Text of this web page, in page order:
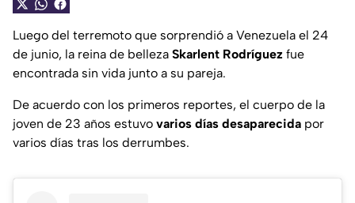
Luego del terremoto que sorprendió a Venezuela el 24
de junio, la reina de belleza Skarlent Rodríguez fue
encontrada sin vida junto a su pareja.
De acuerdo con los primeros reportes, el cuerpo de la
joven de 23 años estuvo varios días desaparecida por
varios días tras los derrumbes.